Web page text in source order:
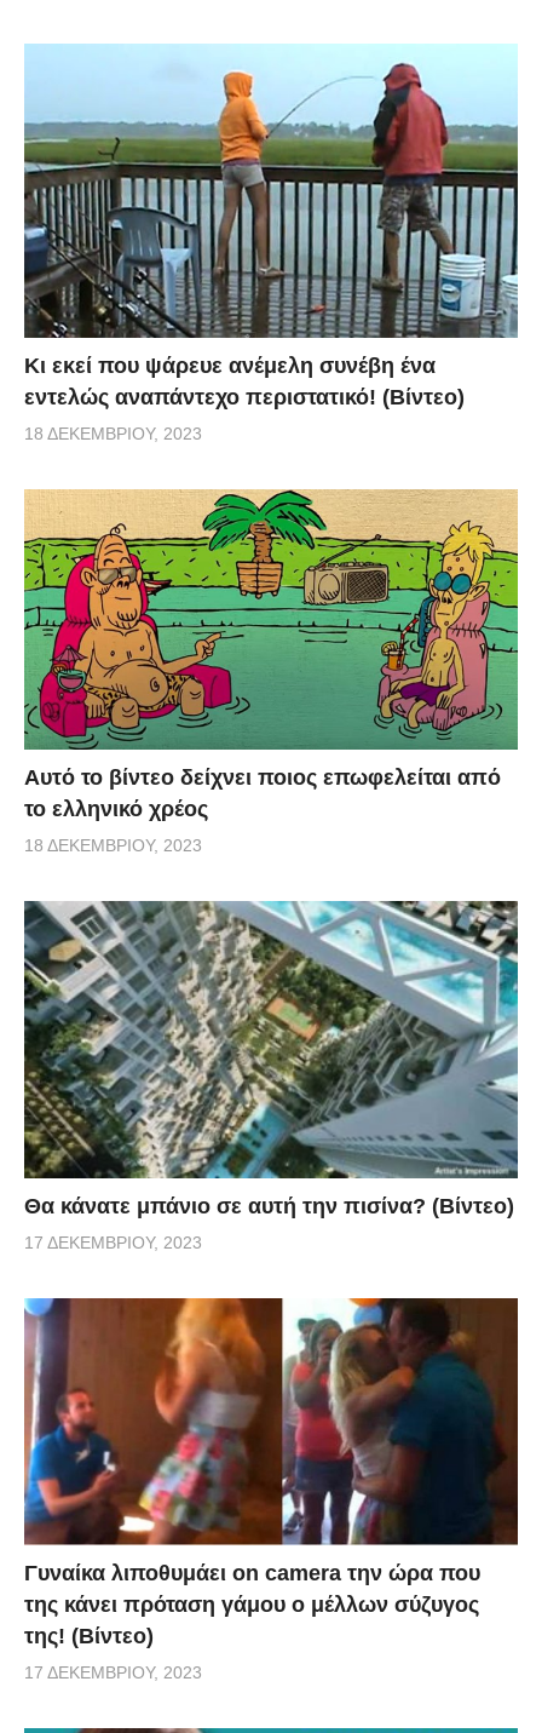
Κι εκεί που ψάρευε ανέμελη συνέβη ένα
εντελώς αναπάντεχο περιστατικό! (Βίντεο)
18 ΔΕΚΕΜΒΡΊΟΥ, 2023
Αυτό το βίντεο δείχνει ποιος επωφελείται από
το ελληνικό χρέος
18 ΔΕΚΕΜΒΡΊΟΥ, 2023
Θα κάνατε μπάνιο σε αυτή την πισίνα? (Βίντεο)
17 ΔΕΚΕΜΒΡΊΟΥ, 2023
Γυναίκα λιποθυμάει on camera την ώρα που
της κάνει πρόταση γάμου ο μέλλων σύζυγος
της! (Βίντεο)
17 ΔΕΚΕΜΒΡΊΟΥ, 2023